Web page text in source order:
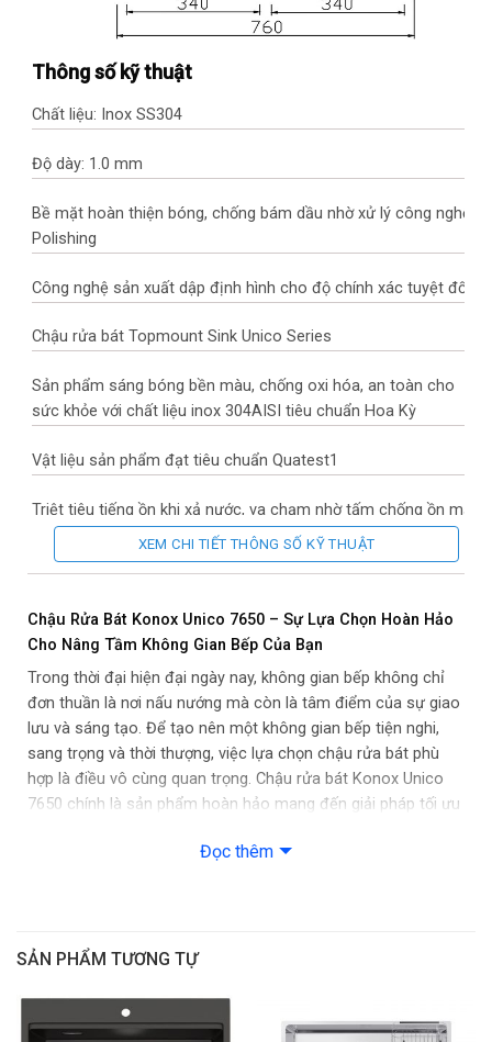
Thông số kỹ thuật
Chất liệu: Inox SS304
Độ dày: 1.0 mm
Bề mặt hoàn thiện bóng, chống bám dầu nhờ xử lý công nghệ
Polishing
Công nghệ sản xuất dập định hình cho độ chính xác tuyệt đối
Chậu rửa bát Topmount Sink Unico Series
Sản phẩm sáng bóng bền màu, chống oxi hóa, an toàn cho
sức khỏe với chất liệu inox 304AISI tiêu chuẩn Hoa Kỳ
Vật liệu sản phẩm đạt tiêu chuẩn Quatest1
Triệt tiêu tiếng ồn khi xả nước, va chạm nhờ tấm chống ồn mặt
sau chậu vật liệu cao su tổng hợp với độ dày tiêu chuẩn 3mm
(ống thoát thải) cải tiến
Bát rác kháng khuẩn, ức chế hiệu quả sinh trưởng của vi khuẩn
với bề mặt phủ Nano Ag+, ứng dụng công nghệ kháng khuẩn
HYPERKILA-MIC
Phụ kiện: Siphon, giá úp bát Inox
Kích thước sản phẩm: 760R x 500S x 215C mm
Kích thước hố: 340R x 400S mm, 340R x 400S mm
XEM CHI TIẾT THÔNG SỐ KỸ THUẬT
Chậu Rửa Bát Konox Unico 7650 – Sự Lựa Chọn Hoàn Hảo
Cho Nâng Tầm Không Gian Bếp Của Bạn
Trong thời đại hiện đại ngày nay, không gian bếp không chỉ
đơn thuần là nơi nấu nướng mà còn là tâm điểm của sự giao
lưu và sáng tạo. Để tạo nên một không gian bếp tiện nghi,
sang trọng và thời thượng, việc lựa chọn chậu rửa bát phù
hợp là điều vô cùng quan trọng. Chậu rửa bát Konox Unico
7650 chính là sản phẩm hoàn hảo mang đến giải pháp tối ưu
đảm bảo độ bền cao và khả năng chống ăn mòn tuyệt vời.
Với độ dày 1.0 mm, sản phẩm không chỉ đảm bảo độ chắc
chắn mà còn mang lại cảm giác sang trọng và tinh tế. Bề
mặt chậu được hoàn thiện bóng mịn nhờ công nghệ
Đọc thêm
SẢN PHẨM TƯƠNG TỰ